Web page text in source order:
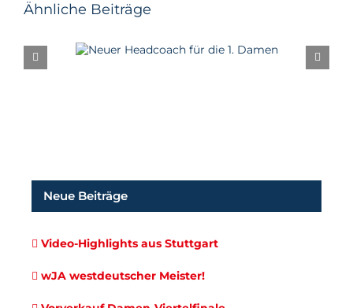
Ähnliche Beiträge
Neuer Headcoach
Neue Beiträge
Video-Highlights aus Stuttgart
wJA westdeutscher Meister!